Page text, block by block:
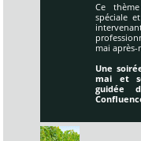
Ce
spéciale
mai
Une
mai et
guidée